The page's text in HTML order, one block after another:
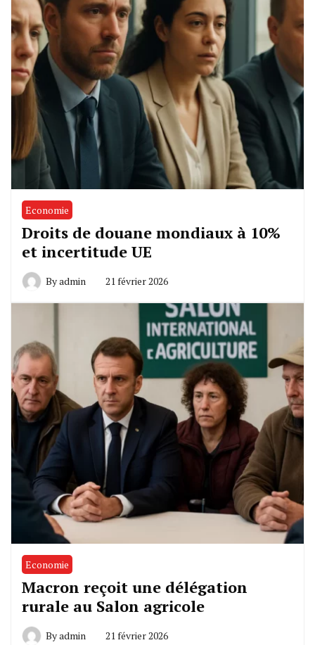
Economie
Droits de douane mondiaux à 10%
et incertitude UE
Byadmin 21 février 2026
Economie
Macron reçoit une délégation
rurale au Salon agricole
Byadmin 21 février 2026